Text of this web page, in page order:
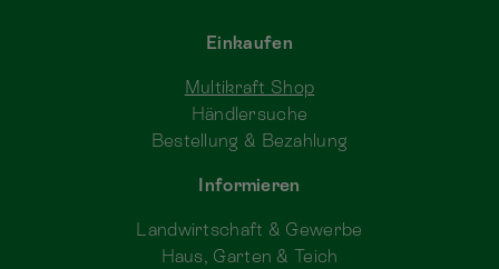
Einkaufen
Multikraft Shop
Händlersuche
Bestellung & Bezahlung
Informieren
Landwirtschaft & Gewerbe
Haus, Garten & Teich